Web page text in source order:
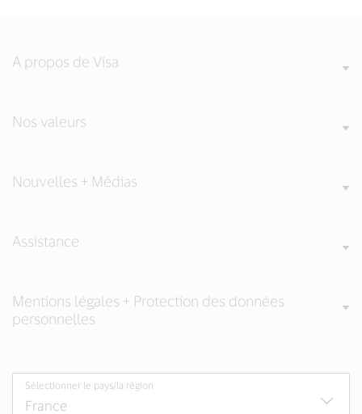
A propos de Visa
Nos valeurs
Nouvelles + Médias
Assistance
Mentions légales + Protection des données
personnelles
Sélectionner le pays/la région